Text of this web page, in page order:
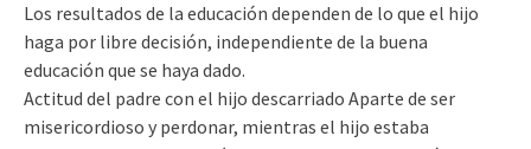
Los resultados de la educación dependen de lo que el hijo
haga por libre decisión, independiente de la buena
educación que se haya dado.
Actitud del padre con el hijo descarriado Aparte de ser
misericordioso y perdonar, mientras el hijo estaba